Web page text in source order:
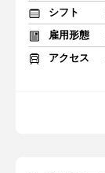
シフト
雇用形態
アクセス